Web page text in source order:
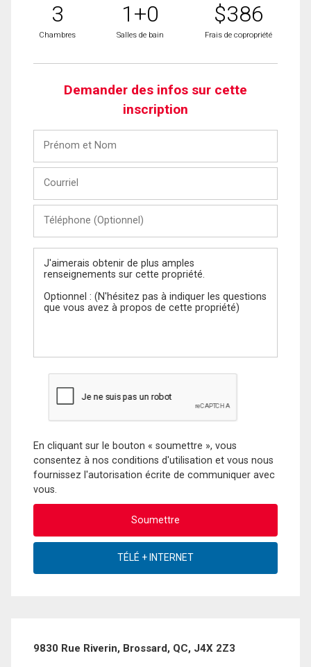
3
Chambres
1+0
Salles de bain
$386
Frais de copropriété
Demander des infos sur cette
inscription
Nom
(Optionnel)
Message
En cliquant sur le bouton « soumettre », vous
consentez à nos conditions d'utilisation et vous nous
fournissez l'autorisation écrite de communiquer avec
vous.
9830 Rue Riverin, Brossard, QC, J4X 2Z3